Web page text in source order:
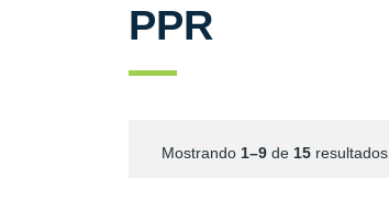
PPR
Mostrando 1–9 de 15 resultados